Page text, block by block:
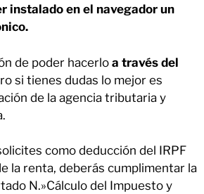
instalado en el navegador un
de poder hacerlo a través del
si tienes dudas lo mejor es
de la agencia tributaria y
como deducción del IRPF
la renta, deberás cumplimentar la
N.»Cálculo del Impuesto y